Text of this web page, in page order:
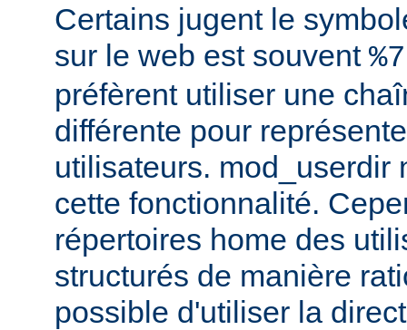
Certains jugent le
sur le web est souvent
préfèrent utiliser une
différente pour
utilisateurs. mod_userdir
cette fonctionnalité.
répertoires home des
structurés de manière
possible d'utiliser la